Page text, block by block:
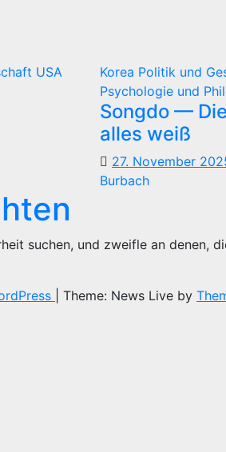
USA Korea Politik und
Psychologie und
Songdo —
alles weiß
27. November
Burbach
suchen, und zweifle an denen,
Theme: News Live by